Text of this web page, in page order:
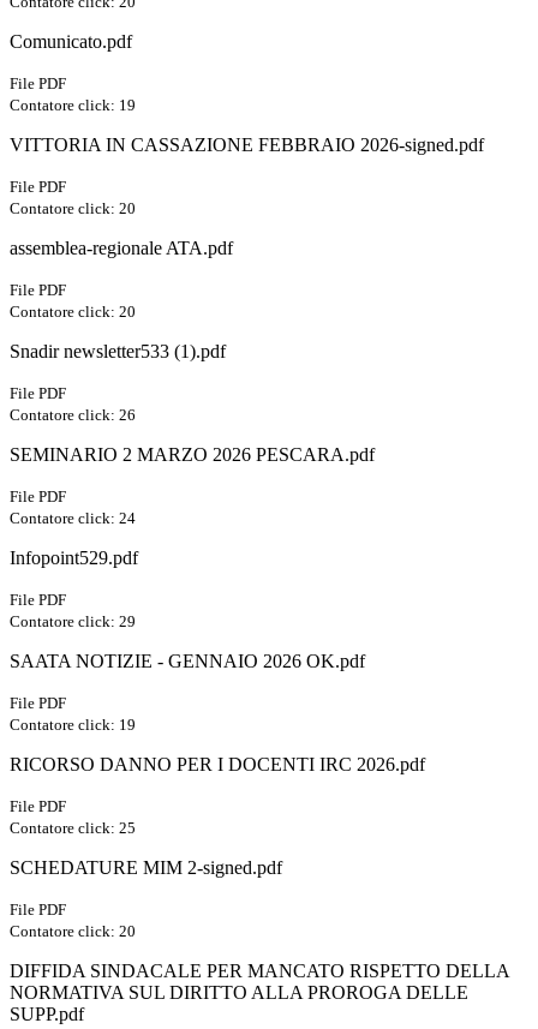
Comunicato.pdf
File PDF
Contatore click: 19
VITTORIA IN CASSAZIONE FEBBRAIO 2026-signed.pdf
File PDF
Contatore click: 20
assemblea-regionale ATA.pdf
File PDF
Contatore click: 20
Snadir newsletter533 (1).pdf
File PDF
Contatore click: 26
SEMINARIO 2 MARZO 2026 PESCARA.pdf
File PDF
Contatore click: 24
Infopoint529.pdf
File PDF
Contatore click: 29
SAATA NOTIZIE - GENNAIO 2026 OK.pdf
File PDF
Contatore click: 19
RICORSO DANNO PER I DOCENTI IRC 2026.pdf
File PDF
Contatore click: 25
SCHEDATURE MIM 2-signed.pdf
File PDF
Contatore click: 20
DIFFIDA SINDACALE PER MANCATO RISPETTO DELLA
NORMATIVA SUL DIRITTO ALLA PROROGA DELLE
SUPP.pdf